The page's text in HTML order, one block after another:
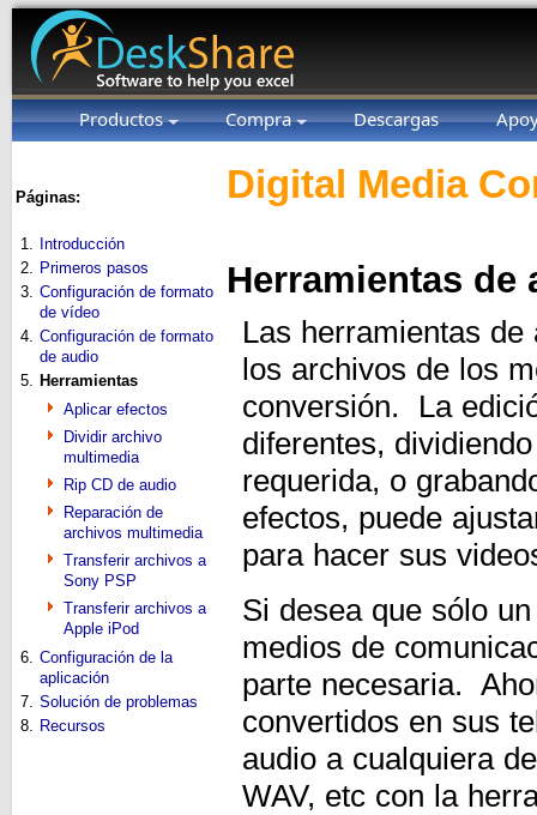
Productos Compra Descargas
Páginas:
1.
Introducción
2. Primeros pasos
3. Configuración de formato
de vídeo
4. Configuración de formato
de audio
5. Herramientas
Aplicar efectos
Dividir archivo
multimedia
Rip CD de audio
Reparación de
archivos multimedia
Transferir archivos a
Sony PSP
Transferir archivos a
Apple iPod
6. Configuración de la
aplicación
7. Solución de problemas
8. Recursos
Digital Media
Herramientas de
Las herramientas
los archivos de los
conversión. La
diferentes,
requerida, o
efectos, puede
para hacer sus
Si desea que sólo
medios de
parte necesaria.
convertidos en sus
audio a cualquiera
WAV, etc con la